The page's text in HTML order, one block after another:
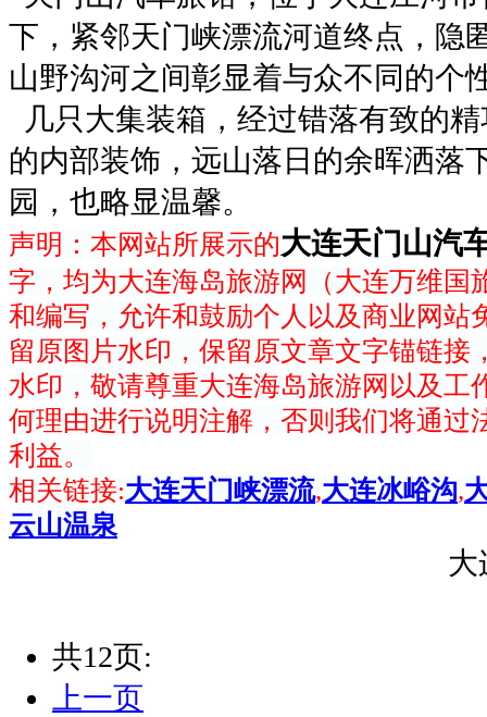
下，紧邻天门峡漂流河道终点，隐
山野沟河之间彰显着与众不同的个
几只大集装箱，经过错落有致的
的内部装饰，远山落日的余晖洒落
园，也略显温馨。
声明：本网站所展示的大连天门山汽
字，均为大连海岛旅游网（大连万维国
和编写，允许和鼓励个人以及商业网站
留原图片水印，保留原文章文字锚链接
水印，敬请尊重大连海岛旅游网以及工
何理由进行说明注解，否则我们将通过
利益。
相关链接:大连天门峡漂流,大连冰峪沟,
云山温泉
大
共12页:
上一页